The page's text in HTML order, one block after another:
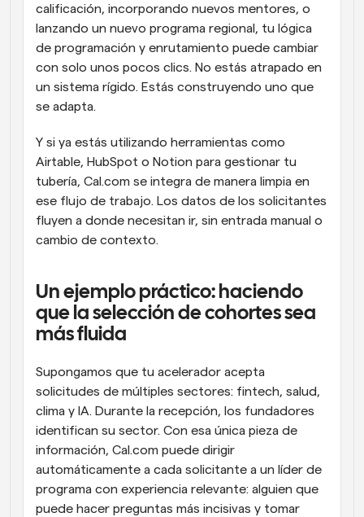
calificación, incorporando nuevos mentores, o
lanzando un nuevo programa regional, tu lógica
de programación y enrutamiento puede cambiar
con solo unos pocos clics. No estás atrapado en
un sistema rígido. Estás construyendo uno que
se adapta.
Y si ya estás utilizando herramientas como
Airtable, HubSpot o Notion para gestionar tu
tubería, Cal.com se integra de manera limpia en
ese flujo de trabajo. Los datos de los solicitantes
fluyen a donde necesitan ir, sin entrada manual o
cambio de contexto.
Un ejemplo práctico: haciendo
que la selección de cohortes sea
más fluida
Supongamos que tu acelerador acepta
solicitudes de múltiples sectores: fintech, salud,
clima y IA. Durante la recepción, los fundadores
identifican su sector. Con esa única pieza de
información, Cal.com puede dirigir
automáticamente a cada solicitante a un líder de
programa con experiencia relevante: alguien que
puede hacer preguntas más incisivas y tomar